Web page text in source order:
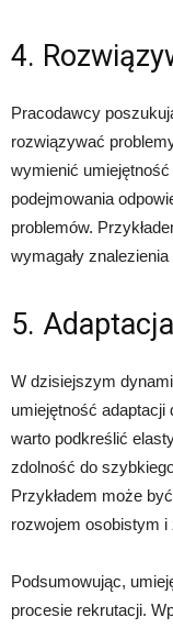
4.
Pracodawcy
rozwiązywać
wymienić
podejmowania
problemów.
wymagały
5.
W dzisiejszym
umiejętność
warto podkreślić
zdolność do
Przykładem może
rozwojem osobistym i
Podsumowując,
procesie rekrutacji.